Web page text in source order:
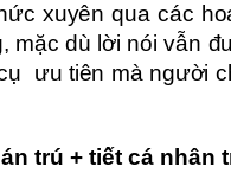
xuyên qua các
mặc dù lời nói vẫn
ưu tiên mà người
trú + tiết cá nhân